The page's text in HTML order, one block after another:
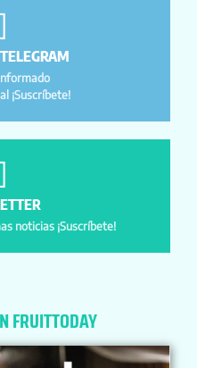
¡Suscríbete!
noticias ¡Suscríbete!
FRUITTODAY